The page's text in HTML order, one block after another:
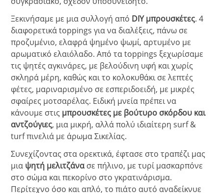
Ξεκινήσαμε με μια συλλογή από DIY μπρουσκέτες. 4
διαφορετικά toppings για να διαλέξεις, πάνω σε
προζυμένιο, ελαφρά ψημένο ψωμί, αρτυμένο με
αρωματικό ελαιόλαδο. Από τα toppings ξεχωρίσαμε
τις ψητές αγκινάρες, με βελούδινη υφή και χωρίς
σκληρά μέρη, καθώς και το κολοκυθάκι σε λεπτές
φέτες, μαριναρισμένο σε εσπεριδοειδή, με μικρές
σφαίρες μοτσαρέλας. Ειδική μνεία πρέπει να
κάνουμε στις μπρουσκέτες με βούτυρο σκόρδου και
αντζούγιες, μια μικρή, αλλά πολύ ιδιαίτερη surf &
turf πινελιά με άρωμα Σικελίας.
Συνεχίζοντας στα ορεκτικά, έφτασε στο τραπέζι μας
μια ψητή μελιτζάνασε πήλινο, με τυρί μασκαρπόνε
στο σώμα και πεκορίνο στο γκρατινάρισμα.
Περίτεχνο όσο και απλό, το πιάτο αυτό αναδείκνυε